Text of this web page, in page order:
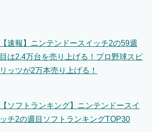
【速報】ニンテンドースイッチ2の59週
目は2.4万台を売り上げる！プロ野球スピ
リッツが2万本売り上げる！
【ソフトランキング】ニンテンドースイ
ッチ2の週目ソフトランキングTOP30